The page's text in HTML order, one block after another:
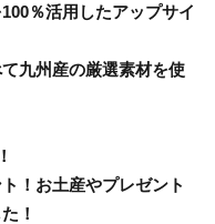
％活用したアップサイ
九州産の厳選素材を使
！お土産やプレゼント
！